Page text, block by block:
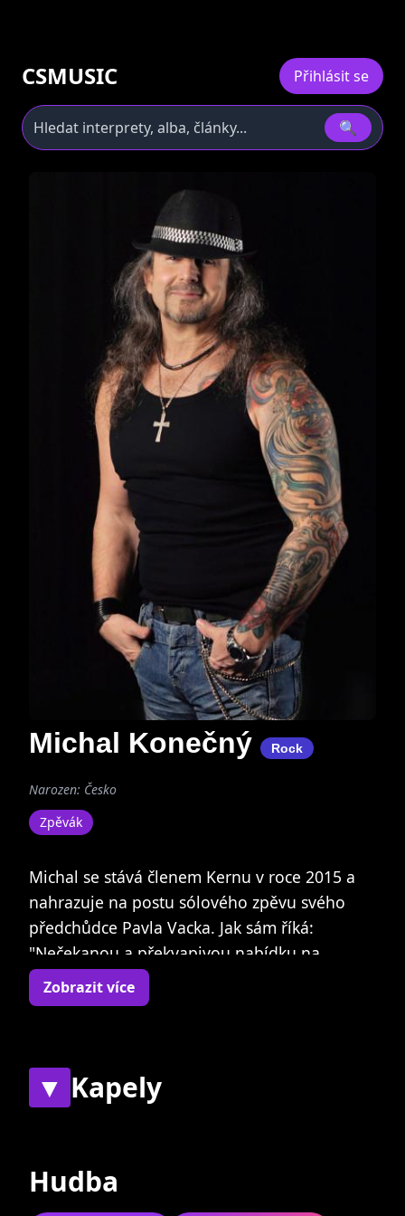
CSMUSIC Přihlásit se
🔍
Michal Konečný Rock
Narozen: Česko
Zpěvák
Michal se stává členem Kernu v roce 2015 a
nahrazuje na postu sólového zpěvu svého
předchůdce Pavla Vacka. Jak sám říká:
"Nečekanou a překvapivou nabídku na
účinkování v Kernu jsem nějaký čas zvažoval,
ale taková nabídka se prostě neodmítá. Je to
Je bývalým členem kapel BezKofeinu a Regon,
v sestavě Regonu se objevuje i v současnosti
projektu Pavitram Robiho Křupky. Dále je
Zobrazit více
▼ Kapely
Hudba